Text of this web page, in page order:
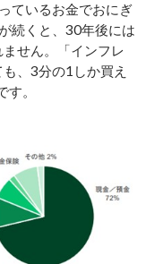
ているお金でおにぎ
続くと、30年後には
せん。「インフレ
、3分の1しか買え
。